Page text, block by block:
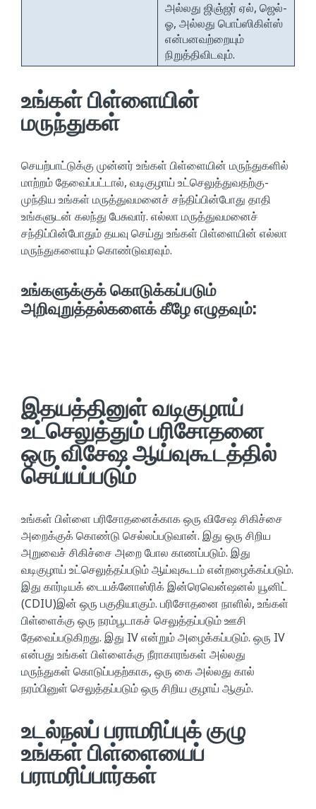
அல்லது ஜிஞ்ஜர் ஏல், ஜெல்-
ஓ, அல்லது பொப்ஸிகிள்ஸ்
என்பனவற்றையும்
நிறுத்திவிடவும்.
உங்கள் பிள்ளையின்
மருந்துகள்
செயற்பாட்டுக்கு முன்னர் உங்கள் பிள்ளையின் மருந்துகளில்
மாற்றம் தேவைப்பட்டால், வடிகுழாய் உட்செலுத்துவதற்கு-
முந்திய உங்கள் மருத்துவமனைச் சந்திப்பின்போது தாதி
உங்களுடன் கலந்து பேசுவார். எல்லா மருத்துவமனைச்
சந்திப்பின்போதும் தயவு செய்து உங்கள் பிள்ளையின் எல்லா
மருந்துகளையும் கொண்டுவரவும்.
உங்களுக்குக் கொடுக்கப்படும்
அறிவுறுத்தல்களைக் கீழே எழுதவும்:
இதயத்தினுள் வடிகுழாய்
உட்செலுத்தும் பரிசோதனை
ஒரு விசேஷ ஆய்வுகூடத்தில்
செய்யப்படும்
உங்கள் பிள்ளை பரிசோதனைக்காக ஒரு விசேஷ சிகிச்சை
அறைக்குக் கொண்டு செல்லப்படுவான். இது ஒரு சிறிய
அறுவைச் சிகிச்சை அறை போல காணப்படும். இது
வடிகுழாய் உட்செலுத்தப்படும் ஆய்வுகூடம் என்றழைக்கப்படும்.
இது கார்டியக் டையக்னோஸ்ரிக் இன்ரெவென்ஷனல் யூனிட்
(CDIU)இன் ஒரு பகுதியாகும். பரிசோதனை நாளில், உங்கள்
பிள்ளைக்கு ஒரு நரம்பூடாகச் செலுத்தப்படும் ஊசி
தேவைப்படுகிறது. இது IV என்றும் அழைக்கப்படும். ஒரு IV
என்பது உங்கள் பிள்ளைக்கு நீராகாரங்கள் அல்லது
மருந்துகள் கொடுப்பதற்காக, ஒரு கை அல்லது கால்
நரம்பினுள் செலுத்தப்படும் ஒரு சிறிய குழாய் ஆகும்.
உடல்நலப் பராமரிப்புக் குழு
உங்கள் பிள்ளையைப்
பராமரிப்பார்கள்